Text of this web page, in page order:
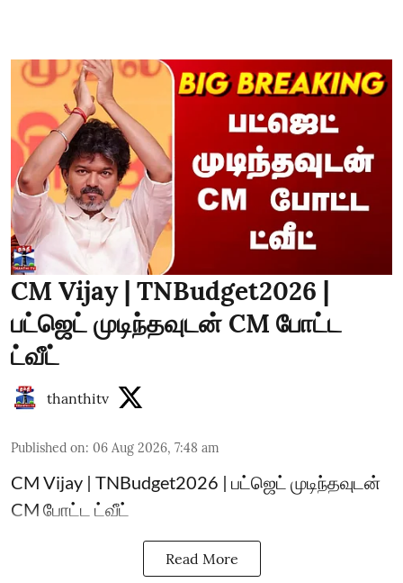
CM Vijay | TNBudget2026 |
பட்ஜெட் முடிந்தவுடன் CM போட்ட
ட்வீட்
thanthitv
Published on: 06 Aug 2026, 7:48 am
CM Vijay | TNBudget2026 | பட்ஜெட் முடிந்தவுடன்
CM போட்ட ட்வீட்
Read More